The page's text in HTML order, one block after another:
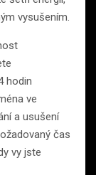
vysušením.
hodin
ve
a usušení
čas
vy jste